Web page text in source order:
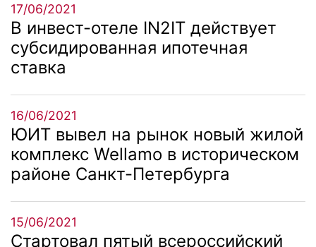
17/06/2021
В инвест-отеле IN2IT действует
субсидированная ипотечная
ставка
16/06/2021
ЮИТ вывел на рынок новый жилой
комплекс Wellamo в историческом
районе Санкт-Петербурга
15/06/2021
Стартовал пятый всероссийский